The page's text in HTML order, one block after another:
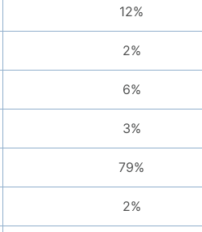
12%
2%
6%
3%
79%
2%